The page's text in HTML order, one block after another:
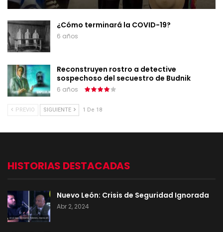
¿Cómo terminará la COVID-19?
6 años
Reconstruyen rostro a detective
sospechoso del secuestro de Budnik
6 años
PREVIO SIGUIENTE 1 De 18
HISTORIAS DESTACADAS
Nuevo León: Crisis de Seguridad Ignorada
Abr 2, 2024